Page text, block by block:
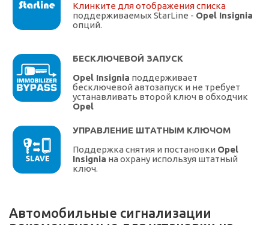
Клинките для отображения списка
поддерживаемых StarLine - Opel Insignia
опций.
БЕСКЛЮЧЕВОЙ ЗАПУСК
Opel Insignia поддерживает
бесключевой автозапуск и не требует
устанавливать второй ключ в обходчик
Opel
УПРАВЛЕНИЕ ШТАТНЫМ КЛЮЧОМ
Поддержка снятия и постановки Opel
Insignia на охрану используя штатный
ключ.
Автомобильные сигнализации